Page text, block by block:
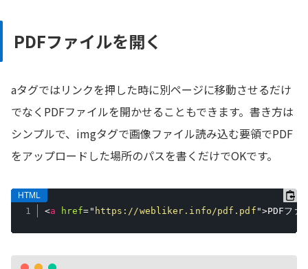
PDFファイルを開く
aタグではリンクを押した時に別ページに移動させるだけ
でなくPDFファイルを開かせることもできます。書き方は
シンプルで、imgタグで画像ファイル読み込む要領でPDF
をアップロードした場所のパスを書くだけでOKです。
<a href= " https://webliker.info/pdf.pdf ">PDFファ